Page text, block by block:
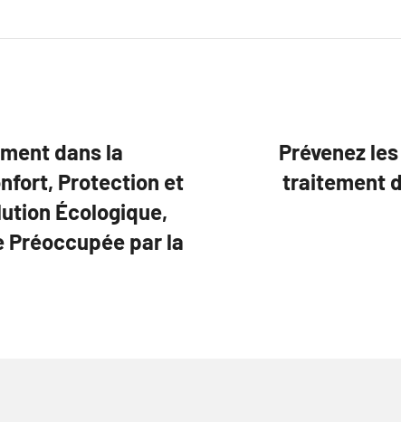
dans la
Protection et
Écologique,
Préoccupée par la
Prévenez
traitement